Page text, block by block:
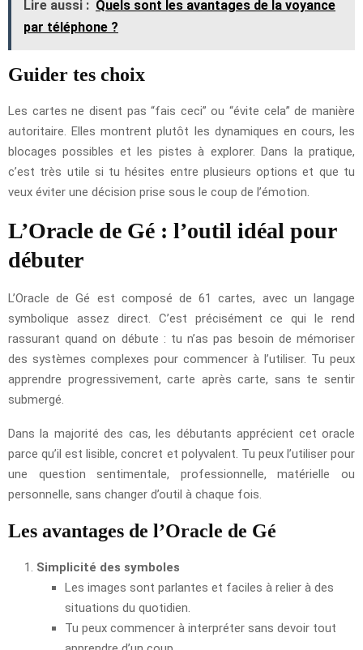
Lire aussi : Quels sont les avantages de la voyance
par téléphone ?
Guider tes choix
Les cartes ne disent pas “fais ceci” ou “évite cela” de manière
autoritaire. Elles montrent plutôt les dynamiques en cours, les
blocages possibles et les pistes à explorer. Dans la pratique,
c’est très utile si tu hésites entre plusieurs options et que tu
veux éviter une décision prise sous le coup de l’émotion.
L’Oracle de Gé : l’outil idéal pour
débuter
L’Oracle de Gé est composé de 61 cartes, avec un langage
symbolique assez direct. C’est précisément ce qui le rend
rassurant quand on débute : tu n’as pas besoin de mémoriser
des systèmes complexes pour commencer à l’utiliser. Tu peux
apprendre progressivement, carte après carte, sans te sentir
submergé.
Dans la majorité des cas, les débutants apprécient cet oracle
parce qu’il est lisible, concret et polyvalent. Tu peux l’utiliser pour
une question sentimentale, professionnelle, matérielle ou
personnelle, sans changer d’outil à chaque fois.
Les avantages de l’Oracle de Gé
Simplicité des symboles
Les images sont parlantes et faciles à relier à des
situations du quotidien.
Tu peux commencer à interpréter sans devoir tout